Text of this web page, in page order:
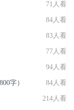
71人看
84人看
83人看
77人看
94人看
字） 84人看
214人看